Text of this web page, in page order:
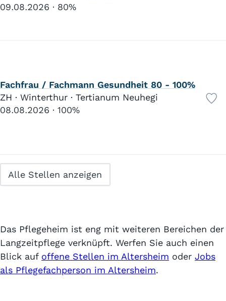
09.08.2026
80%
Fachfrau / Fachmann Gesundheit 80 - 100%
ZH · Winterthur · Tertianum Neuhegi
08.08.2026
100%
Alle Stellen anzeigen
Das Pflegeheim ist eng mit weiteren Bereichen der
Langzeitpflege verknüpft. Werfen Sie auch einen
Blick auf offene Stellen im Altersheim oder Jobs
als Pflegefachperson im Altersheim.